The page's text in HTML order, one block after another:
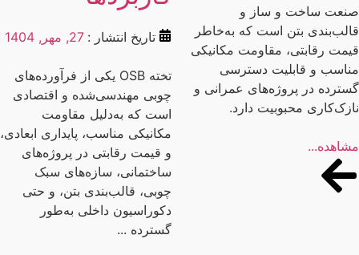
ساخت و ساز و
بتن است که به‌خاطر
رقابتی، مقاومت مکانیکی
و قابلیت دسترسی
در پروژه‌های عمرانی و
محبوبیت دارد.
تاریخ انتشار : 27, مهر, 1404
تخته OSB یکی از فرآورده‌های
چوبی مهندسی‌شده و اقتصادی
است که به‌دلیل مقاومت
مکانیکی مناسب، پایداری ابعادی،
و قیمت رقابتی در پروژه‌های
ساختمانی، سازه‌های سبک
چوبی، قالب‌بندی بتن، و حتی
دکوراسیون داخلی به‌طور
گسترده ...